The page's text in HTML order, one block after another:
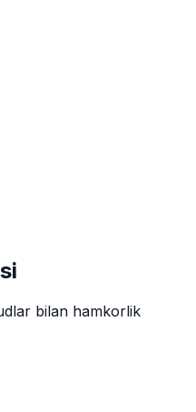
bilan hamkorlik